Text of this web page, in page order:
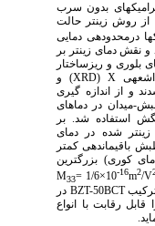
بدون سرب
روش زینتر حالت
درمحدوده­ی دمایی
شدند و نقش دمای زینتر بر
و ریزساختار
X
(
XRD) و
و از اندازه گیری
میدان در دماهای
استفاده شد. بر
شده در دمای
باقی­مانده­ی کمتر
کوری) بزرگترین
m2
16-
10×1/6
M33 =
BZT-50BCTدر
رقابت با انواع